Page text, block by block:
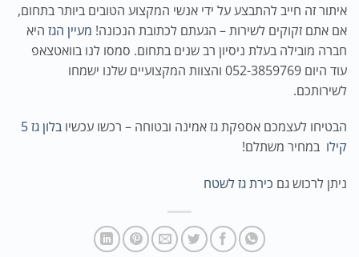
איתור זה חייב להתבצע על ידי אנשי המקצוע הטובים ביותר בתחום,
אם אתם זקוקים לשירות – הגעתם לכתובת הנכונה! מעיין הגז היא
חברה מובילה בעלת ניסיון רב שנים בתחום. סמסו לנו בוואטצאפ
עוד היום 052-3859769 והצוות המקצועיים שלנו ישמחו
לשירותכם.
הבטיחו לעצמכם אספקת גז אמינה ובטוחה – רכשו עכשיו
בלון גז 5
קילו במחיר משתלם!
ניתן לרכוש גם כירת גז לשטח